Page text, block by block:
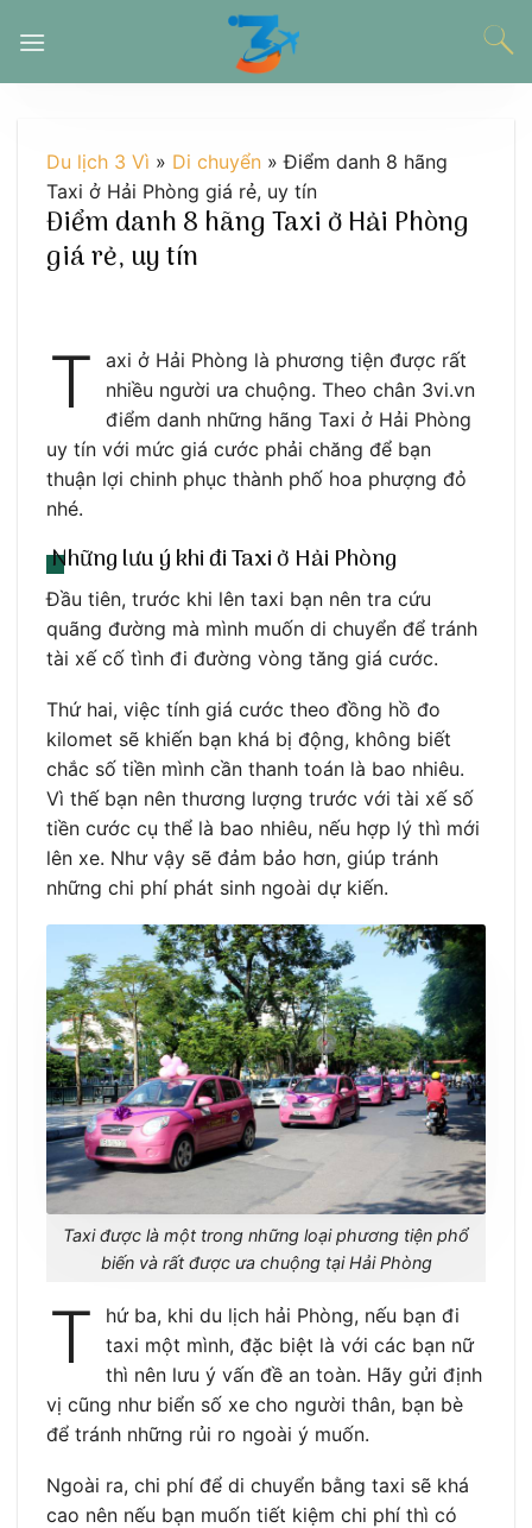
đến
Du lịch 3 Vì » Di chuyển »Điểm danh 8 hãng
Taxi ở Hải Phòng giá rẻ, uy tín
Điểm danh 8 hãng Taxi ở Hải Phòng
giá rẻ, uy tín
T
axi ở Hải Phòng là phương tiện được rất
nhiều người ưa chuộng. Theo chân 3vi.vn
điểm danh những hãng Taxi ở Hải Phòng
uy tín với mức giá cước phải chăng để bạn
thuận lợi chinh phục thành phố hoa phượng đỏ
nhé.
Những lưu ý khi đi Taxi ở Hải Phòng
Đầu tiên, trước khi lên taxi bạn nên tra cứu
quãng đường mà mình muốn di chuyển để tránh
tài xế cố tình đi đường vòng tăng giá cước.
Thứ hai, việc tính giá cước theo đồng hồ đo
kilomet sẽ khiến bạn khá bị động, không biết
chắc số tiền mình cần thanh toán là bao nhiêu.
Vì thế bạn nên thương lượng trước với tài xế số
tiền cước cụ thể là bao nhiêu, nếu hợp lý thì mới
lên xe. Như vậy sẽ đảm bảo hơn, giúp tránh
những chi phí phát sinh ngoài dự kiến.
Taxi được là một trong những loại phương tiện phổ
biến và rất được ưa chuộng tại Hải Phòng
T
hứ ba, khi du lịch hải Phòng, nếu bạn đi
taxi một mình, đặc biệt là với các bạn nữ
thì nên lưu ý vấn đề an toàn. Hãy gửi định
vị cũng như biển số xe cho người thân, bạn bè
để tránh những rủi ro ngoài ý muốn.
Ngoài ra, chi phí để di chuyển bằng taxi sẽ khá
cao nên nếu bạn muốn tiết kiệm chi phí thì có